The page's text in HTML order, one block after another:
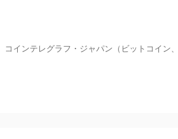
コインテレグラフ・ジャパン（ビットコイン